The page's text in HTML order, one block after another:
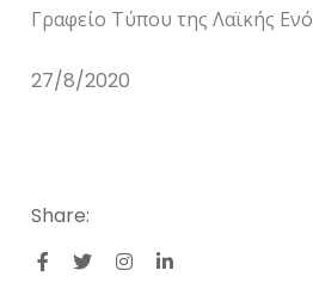
Γραφείο Τύπου της Λαϊκής
27/8/2020
Share: